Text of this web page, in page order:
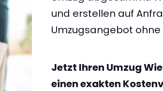
und erstellen auf
Umzugsangebot
Jetzt Ihren Umzug
einen exakten